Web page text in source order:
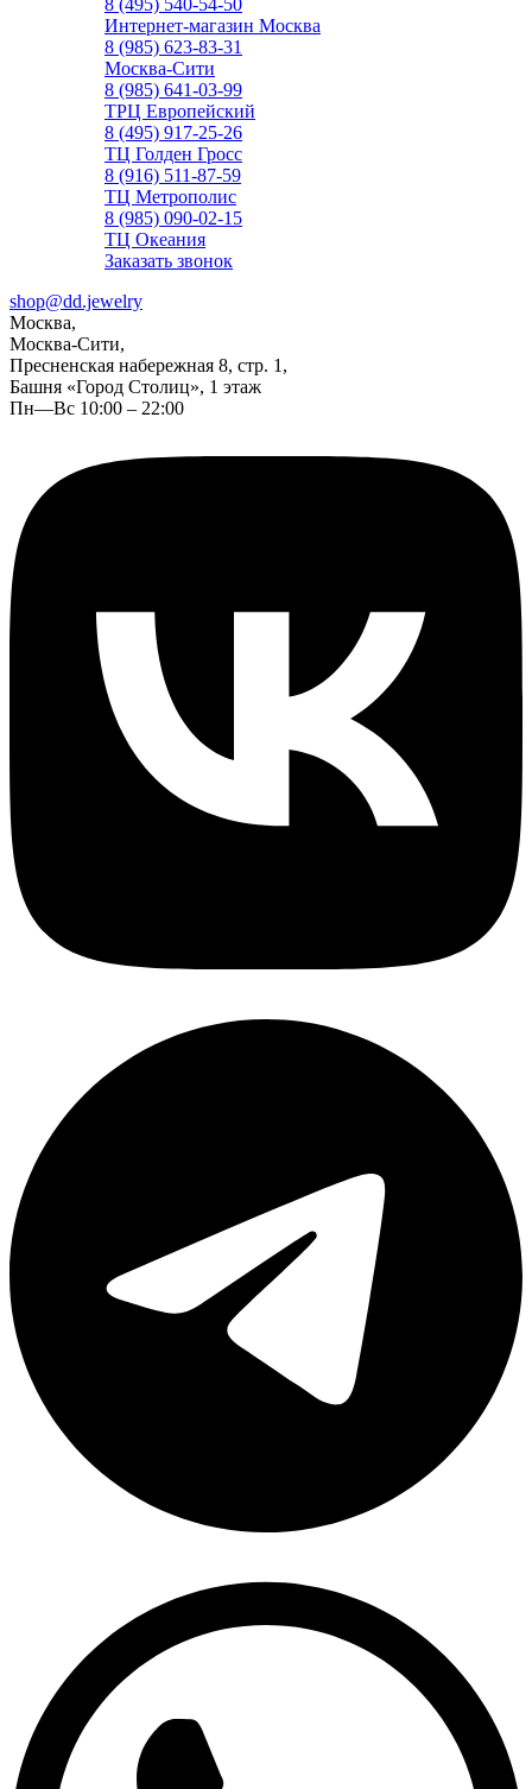
8 (495) 540-54-50
Интернет-магазин Москва
8 (985) 623-83-31
Москва-Сити
8 (985) 641-03-99
ТРЦ Европейский
8 (495) 917-25-26
ТЦ Голден Гросс
8 (916) 511-87-59
ТЦ Метрополис
8 (985) 090-02-15
ТЦ Океания
Заказать звонок
shop@dd.jewelry
Москва,
Москва-Сити,
Пресненская набережная 8, стр. 1,
Башня «Город Столиц», 1 этаж
Пн—Вс 10:00 – 22:00